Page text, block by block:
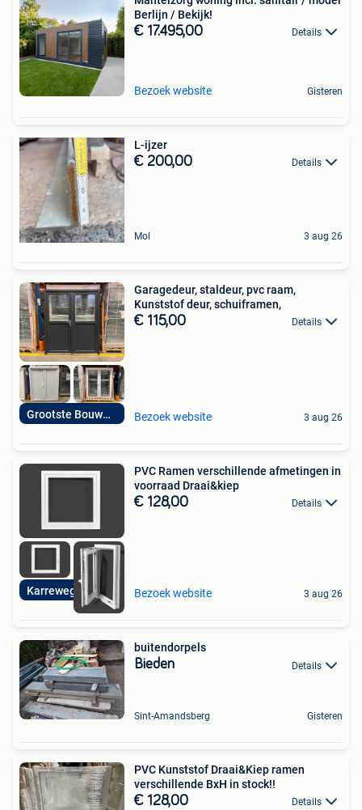
Berlijn / Bekijk!
€ 17.495,00 Details
Bezoek website Gisteren
L-ijzer
€ 200,00 Details
Mol 3 aug 26
Grootste Bouwmarkt
Garagedeur, staldeur, pvc raam,
Kunststof deur, schuiframen,
€ 115,00 Details
Bezoek website 3 aug 26
Karreweg 20 Zulte
PVC Ramen verschillende afmetingen in
voorraad Draai&kiep
€ 128,00 Details
Bezoek website 3 aug 26
buitendorpels
Bieden Details
Sint-Amandsberg Gisteren
PVC Kunststof Draai&Kiep ramen
verschillende BxH in stock!!
€ 128,00 Details